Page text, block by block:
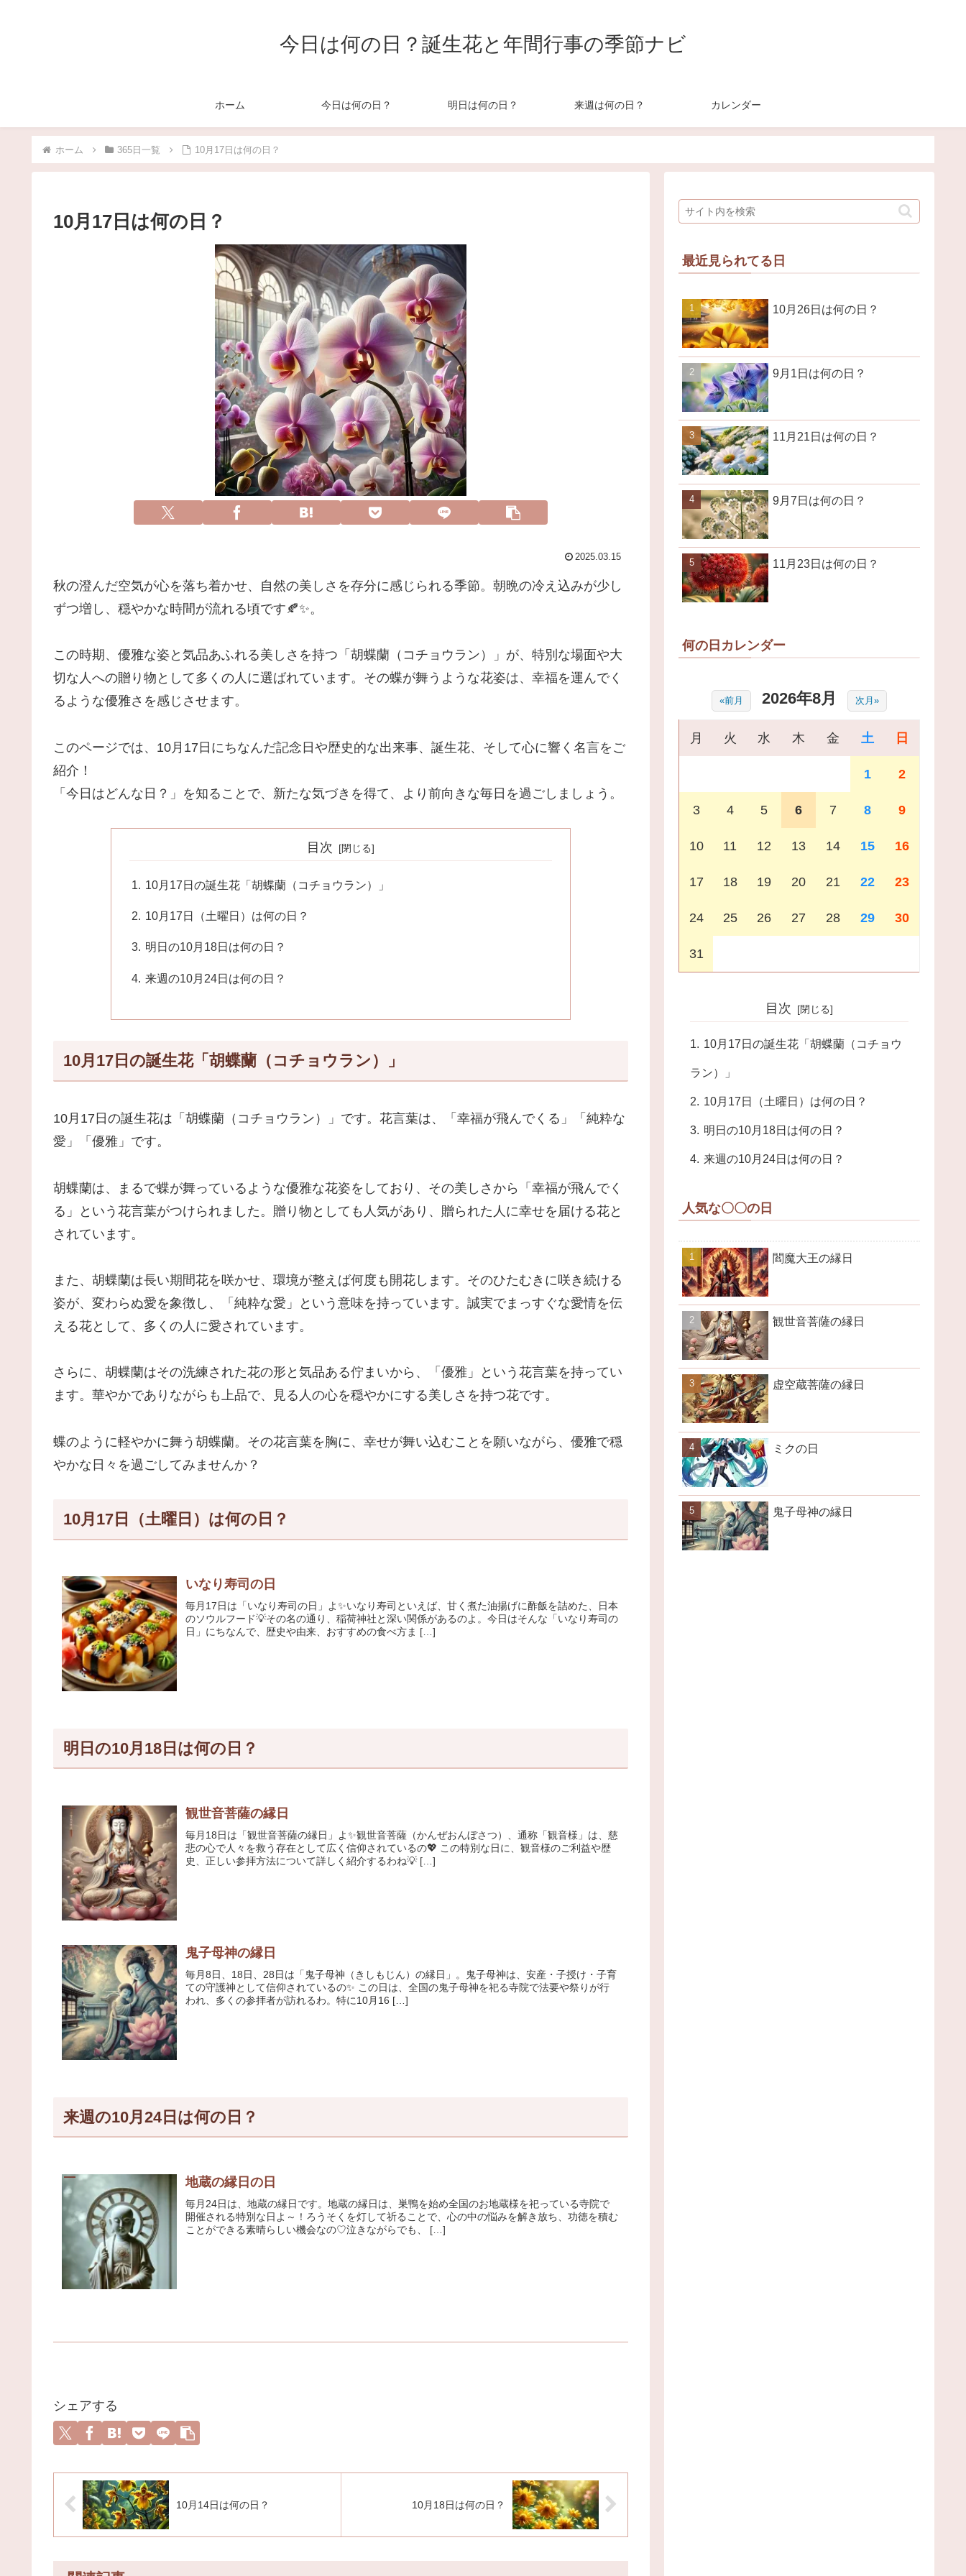
今日は何の日？誕生花と年間行事の季節ナビ
ホーム 今日は何の日？ 明日は何の日？ 来週は何の日？ カレンダー
ホーム 365日一覧 10月17日は何の日？
10月17日は何の日？
2025.03.15
秋の澄んだ空気が心を落ち着かせ、自然の美しさを存分に感じられる季節。朝晩の冷え込みが少し
ずつ増し、穏やかな時間が流れる頃です🍂✨。
この時期、優雅な姿と気品あふれる美しさを持つ「胡蝶蘭（コチョウラン）」が、特別な場面や大
切な人への贈り物として多くの人に選ばれています。その蝶が舞うような花姿は、幸福を運んでく
るような優雅さを感じさせます。
このページでは、10月17日にちなんだ記念日や歴史的な出来事、誕生花、そして心に響く名言をご
紹介！
「今日はどんな日？」を知ることで、新たな気づきを得て、より前向きな毎日を過ごしましょう。
目次
10月17日の誕生花「胡蝶蘭（コチョウラン）」
10月17日（土曜日）は何の日？
明日の10月18日は何の日？
来週の10月24日は何の日？
10月17日の誕生花「胡蝶蘭（コチョウラン）」
10月17日の誕生花は「胡蝶蘭（コチョウラン）」です。花言葉は、「幸福が飛んでくる」「純粋な
愛」「優雅」です。
胡蝶蘭は、まるで蝶が舞っているような優雅な花姿をしており、その美しさから「幸福が飛んでく
る」という花言葉がつけられました。贈り物としても人気があり、贈られた人に幸せを届ける花と
されています。
また、胡蝶蘭は長い期間花を咲かせ、環境が整えば何度も開花します。そのひたむきに咲き続ける
姿が、変わらぬ愛を象徴し、「純粋な愛」という意味を持っています。誠実でまっすぐな愛情を伝
える花として、多くの人に愛されています。
さらに、胡蝶蘭はその洗練された花の形と気品ある佇まいから、「優雅」という花言葉を持ってい
ます。華やかでありながらも上品で、見る人の心を穏やかにする美しさを持つ花です。
蝶のように軽やかに舞う胡蝶蘭。その花言葉を胸に、幸せが舞い込むことを願いながら、優雅で穏
やかな日々を過ごしてみませんか？
10月17日（土曜日）は何の日？
いなり寿司の日
毎月17日は「いなり寿司の日」よ✨いなり寿司といえば、甘く煮た油揚げに酢飯を詰めた、日本
のソウルフード💡その名の通り、稲荷神社と深い関係があるのよ。今日はそんな「いなり寿司の
日」にちなんで、歴史や由来、おすすめの食べ方ま […]
明日の10月18日は何の日？
観世音菩薩の縁日
毎月18日は「観世音菩薩の縁日」よ✨観世音菩薩（かんぜおんぼさつ）、通称「観音様」は、慈
悲の心で人々を救う存在として広く信仰されているの💖 この特別な日に、観音様のご利益や歴
史、正しい参拝方法について詳しく紹介するわね💡 […]
鬼子母神の縁日
毎月8日、18日、28日は「鬼子母神（きしもじん）の縁日」。鬼子母神は、安産・子授け・子育
ての守護神として信仰されているの✨ この日は、全国の鬼子母神を祀る寺院で法要や祭りが行
われ、多くの参拝者が訪れるわ。特に10月16 […]
来週の10月24日は何の日？
地蔵の縁日の日
毎月24日は、地蔵の縁日です。地蔵の縁日は、巣鴨を始め全国のお地蔵様を祀っている寺院で
開催される特別な日よ～！ろうそくを灯して祈ることで、心の中の悩みを解き放ち、功徳を積む
ことができる素晴らしい機会なの♡泣きながらでも、 […]
シェアする
10月14日は何の日？ 10月18日は何の日？
最近見られてる日
10月26日は何の日？
9月1日は何の日？
11月21日は何の日？
9月7日は何の日？
11月23日は何の日？
何の日カレンダー
«前月 2026年8月 次月»
月 火 水 木 金 土 日
1 2
3 4 5 6 7 8 9
10 11 12 13 14 15 16
17 18 19 20 21 22 23
24 25 26 27 28 29 30
31
目次
10月17日の誕生花「胡蝶蘭（コチョウ
ラン）」
10月17日（土曜日）は何の日？
明日の10月18日は何の日？
来週の10月24日は何の日？
人気な〇〇の日
閻魔大王の縁日
観世音菩薩の縁日
虚空蔵菩薩の縁日
ミクの日
鬼子母神の縁日